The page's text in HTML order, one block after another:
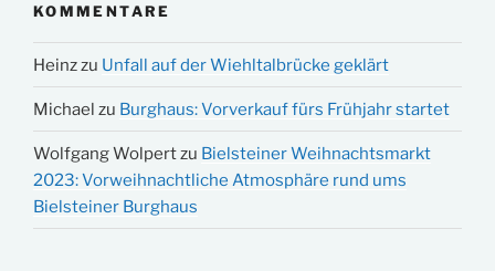
KOMMENTARE
Heinzzu Unfall auf der Wiehltalbrücke geklärt
Michael zu Burghaus: Vorverkauf fürs Frühjahr startet
Wolfgang Wolpertzu Bielsteiner Weihnachtsmarkt
2023: Vorweihnachtliche Atmosphäre rund ums
Bielsteiner Burghaus